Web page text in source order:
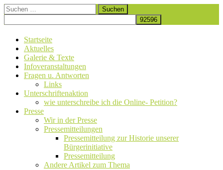
Zum
Inhalt
springen
Initiative Auetal – Baggerstopp in Tangendorf
Wir stellen uns gemeinsam gegen den Kiesabbau und den Verlust
eines Naturschutzgebietes.
Suchen
nach:
Startseite
Aktuelles
Galerie & Texte
Infoveranstaltungen
Fragen u. Antworten
Links
Unterschriftenaktion
wie unterschreibe ich die Online- Petition?
Presse
Wir in der Presse
Pressemitteilungen
Pressemitteilung zur Historie unserer
Bürgerinitiative
Pressemitteilung
Andere Artikel zum Thema